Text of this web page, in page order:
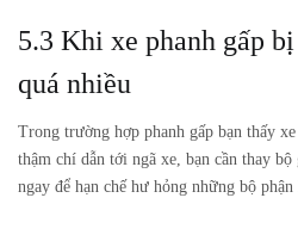
5.3 Khi xe phanh gấp
quá nhiều
Trong trường hợp phanh gấp bạn thấy
thậm chí dẫn tới ngã xe, bạn cần thay
ngay để hạn chế hư hỏng những bộ phận